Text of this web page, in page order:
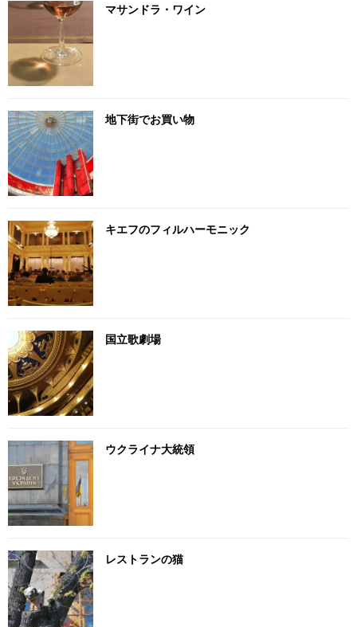
マサンドラ・ワイン
地下街でお買い物
キエフのフィルハーモニック
国立歌劇場
ウクライナ大統領
レストランの猫